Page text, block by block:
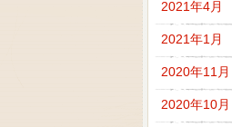
2021年4月
2021年1月
2020年11月
2020年10月